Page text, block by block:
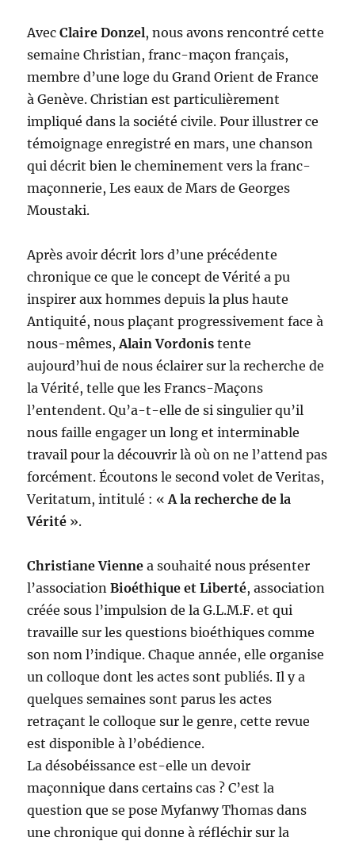
AvecClaire Donzel, nous avons rencontré cette
semaine Christian, franc-maçon français,
membre d’une loge du Grand Orient de France
à Genève. Christian est particulièrement
impliqué dans la société civile. Pour illustrer ce
témoignage enregistré en mars, une chanson
qui décrit bien le cheminement vers la franc-
maçonnerie, Les eaux de Mars de Georges
Moustaki.
Après avoir décrit lors d’une précédente
chronique ce que le concept de Vérité a pu
inspirer aux hommes depuis la plus haute
Antiquité, nous plaçant progressivement face à
nous-mêmes,Alain Vordonis tente
aujourd’hui de nous éclairer sur la recherche de
la Vérité, telle que les Francs-Maçons
l’entendent. Qu’a-t-elle de si singulier qu’il
nous faille engager un long et interminable
travail pour la découvrir là où on ne l’attend pas
forcément. Écoutons le second volet de Veritas,
Veritatum, intitulé : «A la recherche de la
Vérité ».
Christiane Vienne a souhaité nous présenter
l’associationBioéthique et Liberté, association
créée sous l’impulsion de la G.L.M.F. et qui
travaille sur les questions bioéthiques comme
son nom l’indique. Chaque année, elle organise
un colloque dont les actes sont publiés. Il y a
quelques semaines sont parus les actes
retraçant le colloque sur le genre, cette revue
est disponible à l’obédience.
La désobéissance est-elle un devoir
maçonnique dans certains cas ? C’est la
question que se pose Myfanwy Thomas dans
une chronique qui donne à réfléchir sur la